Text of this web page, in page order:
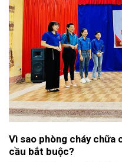
Vì sao phòng cháy chữa
cầu bắt buộc?